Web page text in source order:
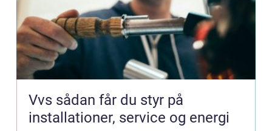
Vvs sådan får du styr på
installationer, service og energi